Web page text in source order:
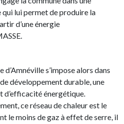
lui permet de produire la
d’une énergie
d’Amnéville s’impose alors dans
développement durable, une
d’efficacité énergétique.
ce réseau de chaleur est le
le moins de gaz à effet de serre, il